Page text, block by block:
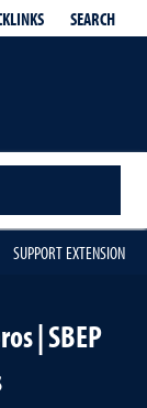
SEARCH
SUPPORT EXTENSION
| SBEP